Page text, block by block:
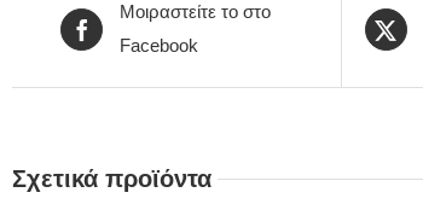
Μοιραστείτε το στο
Facebook
Σχετικά προϊόντα